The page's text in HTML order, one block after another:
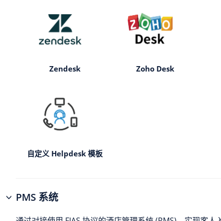
Zendesk Zoho Desk
自定义 Helpdesk 模板
PMS 系统